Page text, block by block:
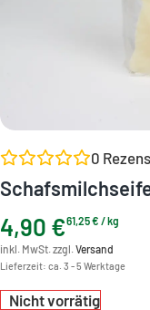
0
4,90 €61,25€ /kg
inkl. MwSt. zzgl.Versand
Lieferzeit: ca. 3 - 5 Werktage
Nicht vorrätig